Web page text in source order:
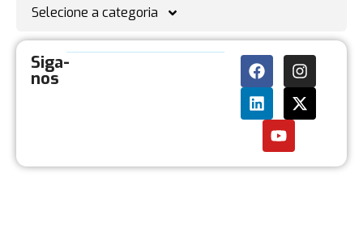
Selecione a categoria
Siga-
nos